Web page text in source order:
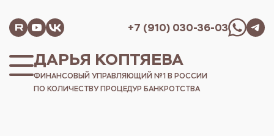
+7 (910) 030-36-03
ДАРЬЯ КОПТЯЕВА
ФИНАНСОВЫЙ УПРАВЛЯЮЩИЙ №1 В РОССИИ
ПО КОЛИЧЕСТВУ ПРОЦЕДУР БАНКРОТСТВА